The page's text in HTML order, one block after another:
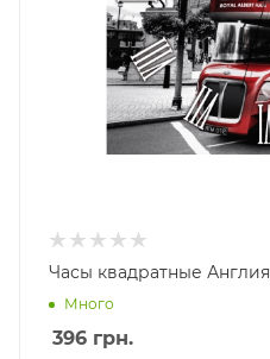
Часы квадратные Англия
Много
396 грн.